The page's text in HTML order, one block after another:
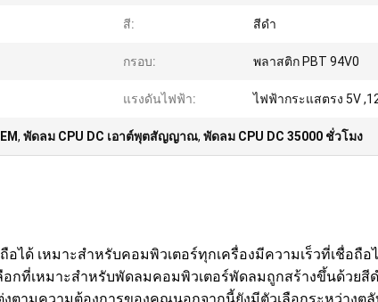
สี: สีดำ
กรอบ: พลาสติก PBT 94V0
แรงดันไฟฟ้า: ไฟฟ้ากระแสตรง 5V
, พัดลม CPU DC เอาต์พุตสัญญาณ, พัดลม CPU DC 35000 ชั่วโมง
อได้ เหมาะสำหรับคอมพิวเตอร์ทุกเครื่องมีความเร็วที่เชื่อถือ
ลือกที่เหมาะสำหรับพัดลมคอมพิวเตอร์พัดลมถูกสร้างขึ้นด้วย